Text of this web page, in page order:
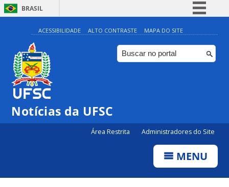
BRASIL
Simplifique!
Comunica BR
Participe
ACESSIBILIDADE ALTO CONTRASTE MAPA DO SITE
Notícias da UFSC
Área Restrita Administradores do Site
MENU